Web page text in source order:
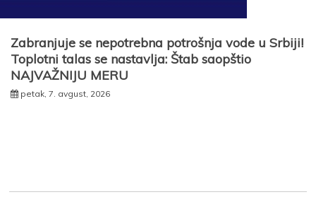
Zabranjuje se nepotrebna potrošnja vode u Srbiji!
Toplotni talas se nastavlja: Štab saopštio
NAJVAŽNIJU MERU
petak, 7. avgust, 2026